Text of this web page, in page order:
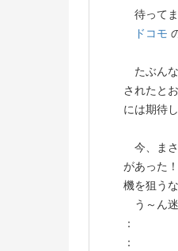
待ってま
ドコモ
たぶんな
されたと
には期待
今、まさ
があった
機を狙う
う～ん迷
：
：